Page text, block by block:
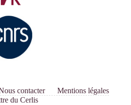
contacter
Mentions légales
du Cerlis